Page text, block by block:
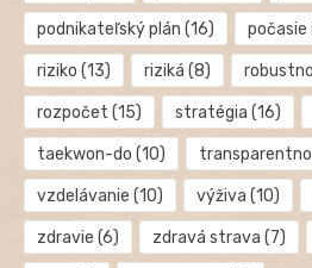
podnikateľský plán (16) počasie
riziko (13) riziká (8)
rozpočet (15) stratégia (16)
taekwon-do (10)
vzdelávanie (10) výživa (10)
zdravie (6) zdravá strava (7)